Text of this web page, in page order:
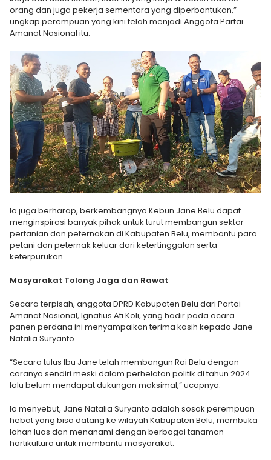
orang dan juga pekerja sementara yang diperbantukan,”
ungkap perempuan yang kini telah menjadi Anggota Partai
Amanat Nasional itu.
Ia juga berharap, berkembangnya Kebun Jane Belu dapat
menginspirasi banyak pihak untuk turut membangun sektor
pertanian dan peternakan di Kabupaten Belu, membantu para
petani dan peternak keluar dari ketertinggalan serta
keterpurukan.
Masyarakat Tolong Jaga dan Rawat
Secara terpisah, anggota DPRD Kabupaten Belu dari Partai
Amanat Nasional, Ignatius Ati Koli, yang hadir pada acara
panen perdana ini menyampaikan terima kasih kepada Jane
Natalia Suryanto
“Secara tulus Ibu Jane telah membangun Rai Belu dengan
caranya sendiri meski dalam perhelatan politik di tahun 2024
lalu belum mendapat dukungan maksimal,” ucapnya.
Ia menyebut, Jane Natalia Suryanto adalah sosok perempuan
hebat yang bisa datang ke wilayah Kabupaten Belu, membuka
lahan luas dan menanami dengan berbagai tanaman
hortikultura untuk membantu masyarakat.